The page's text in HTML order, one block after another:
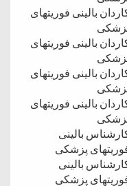
بالینی فوریتهای
بالینی فوریتهای
بالینی فوریتهای
بالینی فوریتهای
بالینی
پزشکی
بالینی
پزشکی